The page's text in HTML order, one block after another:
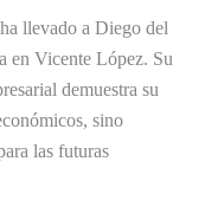
llevado a Diego del
en Vicente López. Su
demuestra su
sino
las futuras